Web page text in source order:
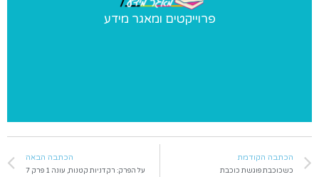
פרוייקטים ומאגר מידע
פרוייקטים מיוחדים שאנו מבצעים ומאגר מידע בנושאי התעמלות
הכתבה הקודמת
כשכוכבת פוגשת כוכבת
הכתבה הבאה
על הפרק: רקדניות קטנות, עונה 1 פרק 7